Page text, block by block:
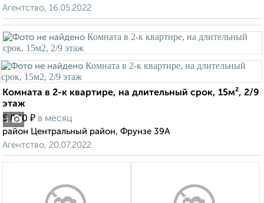
Агентство, 16.05.2022
1
Комната в 2-к квартире, на длительный срок, 15м², 2/9
этаж
5 000 ₽ в месяц
район Центральный район, Фрунзе 39А
Агентство, 20.07.2022